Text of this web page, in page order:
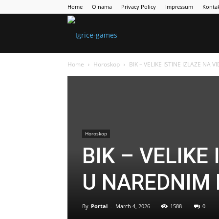
Home O nama Privacy Policy Impressum
Home Horoskop BIK – VELIKE ISTINE IZLAZE NA
Horoskop
BIK – VELIKE
U
By Portal - March 4, 2026 1588 0